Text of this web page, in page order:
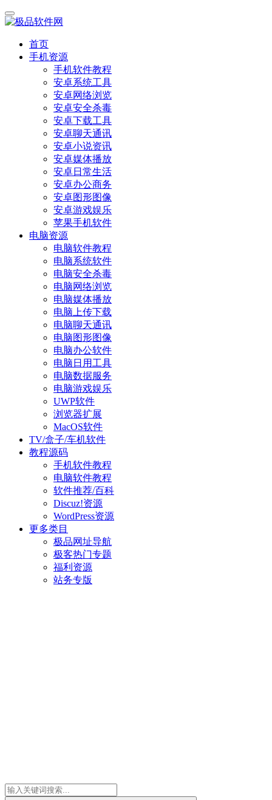
首页
手机资源
手机软件教程
安卓系统工具
安卓网络浏览
安卓安全杀毒
安卓下载工具
安卓聊天通讯
安卓小说资讯
安卓媒体播放
安卓日常生活
安卓办公商务
安卓图形图像
安卓游戏娱乐
苹果手机软件
电脑资源
电脑软件教程
电脑系统软件
电脑安全杀毒
电脑网络浏览
电脑媒体播放
电脑上传下载
电脑聊天通讯
电脑图形图像
电脑办公软件
电脑日用工具
电脑数据服务
电脑游戏娱乐
UWP软件
浏览器扩展
MacOS软件
TV/盒子/车机软件
教程源码
手机软件教程
电脑软件教程
软件推荐/百科
Discuz!资源
WordPress资源
更多类目
极品网址导航
极客热门专题
福利资源
站务专版